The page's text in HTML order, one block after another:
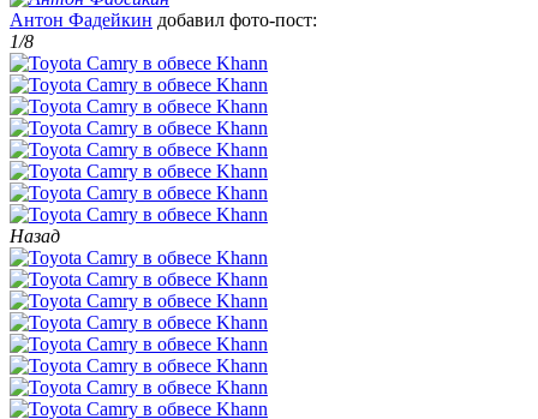
Антон Фадейкин добавил фото-пост:
1/8
Назад